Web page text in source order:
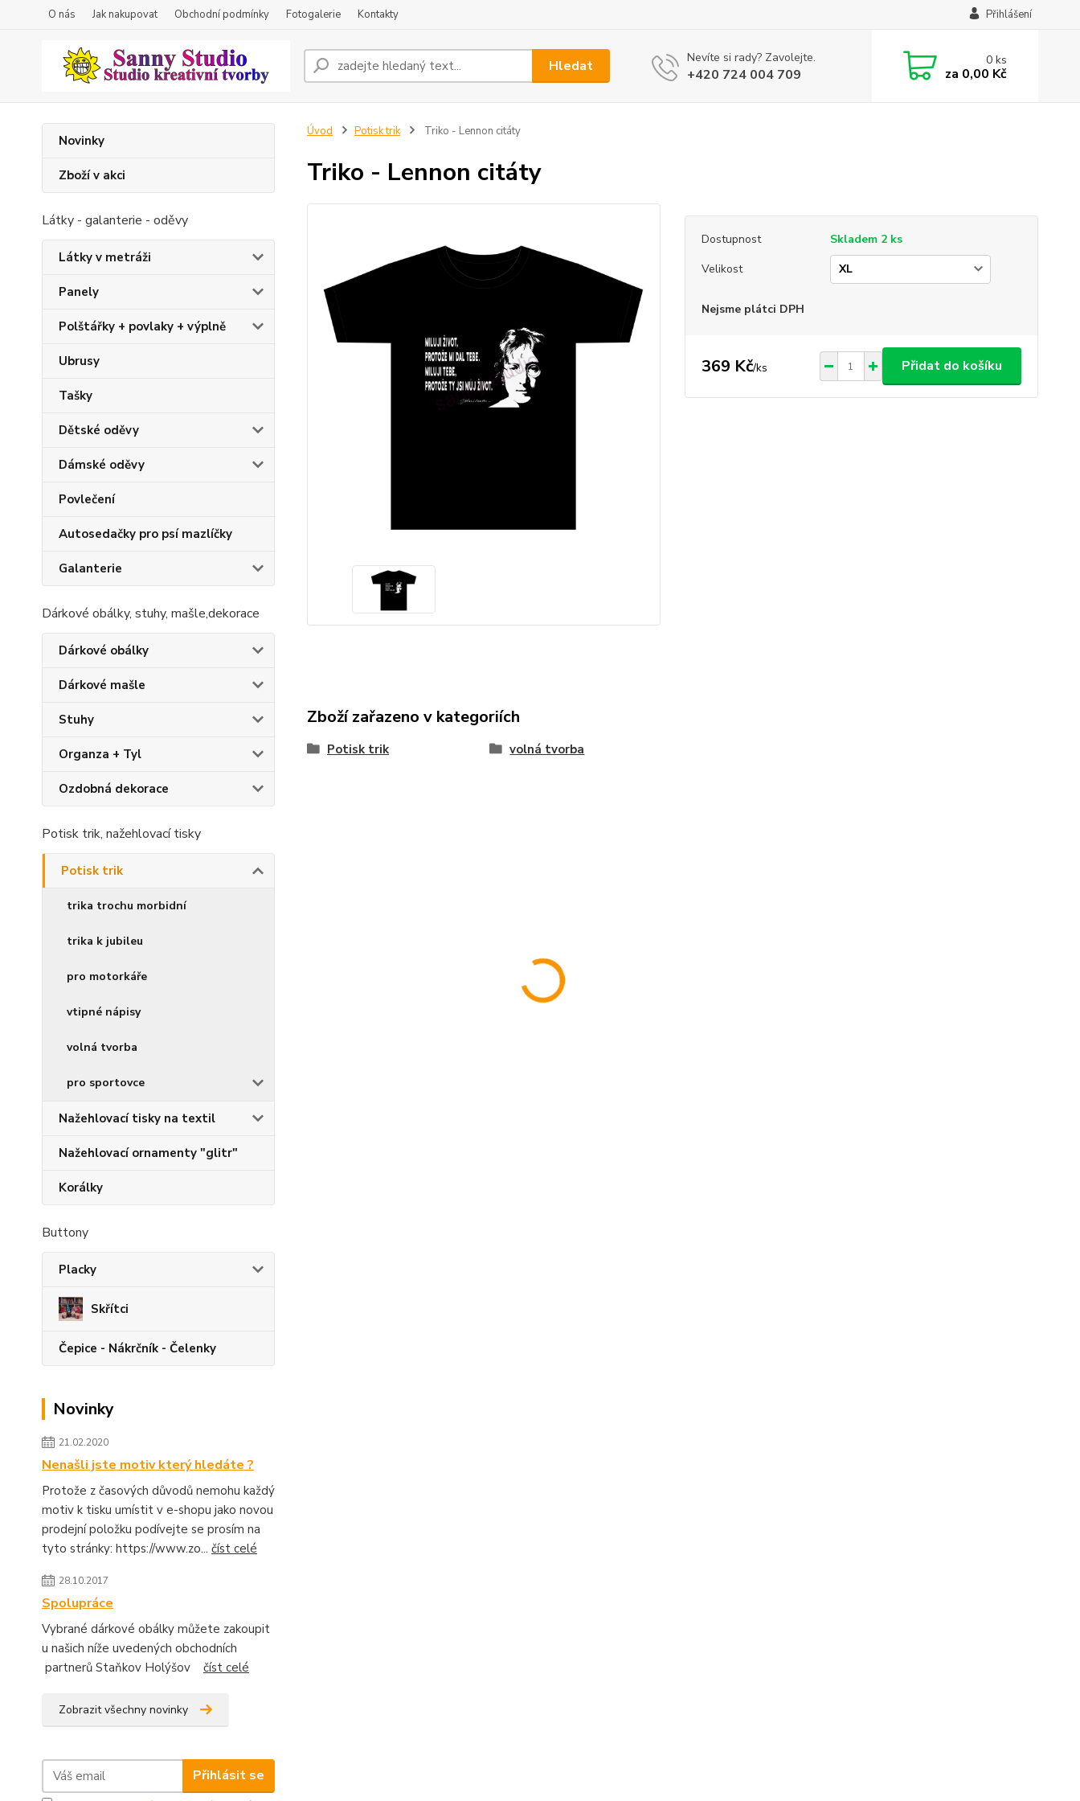
O nás Jak nakupovat Obchodní podmínky Fotogalerie Kontakty Přihlášení
Hledat Nevíte si rady? Zavolejte.
+420 724 004 709
0ks
za 0,00 Kč
Novinky
Zboží v akci
Látky - galanterie - oděvy
Látky v metráži
Panely
Polštářky + povlaky + výplně
Ubrusy
Tašky
Dětské oděvy
Dámské oděvy
Povlečení
Autosedačky pro psí mazlíčky
Galanterie
Dárkové obálky, stuhy, mašle,dekorace
Dárkové obálky
Dárkové mašle
Stuhy
Organza + Tyl
Ozdobná dekorace
Potisk trik, nažehlovací tisky
Potisk trik
trika trochu morbidní
trika k jubileu
pro motorkáře
vtipné nápisy
volná tvorba
pro sportovce
Nažehlovací tisky na textil
Nažehlovací ornamenty "glitr"
Korálky
Buttony
Placky
Skřítci
Čepice - Nákrčník - Čelenky
Novinky
21.02.2020
Nenašli jste motiv který hledáte ?
Protože z časových důvodů nemohu každý
motiv k tisku umístit v e-shopu jako novou
prodejní položku podívejte se prosím na
tyto stránky: https://www.zo... číst celé
28.10.2017
Spolupráce
Vybrané dárkové obálky můžete zakoupit
u našich níže uvedených obchodních
partnerů Staňkov Holýšov číst celé
Zobrazit všechny novinky
Přihlásit se
Úvod Potisk trik Triko - Lennon citáty
Triko - Lennon citáty
Dostupnost
Skladem 2 ks
Velikost
Nejsme plátci DPH
369 Kč/ks Přidat do košíku
Zboží zařazeno v kategoriích
Potisk trik volná tvorba